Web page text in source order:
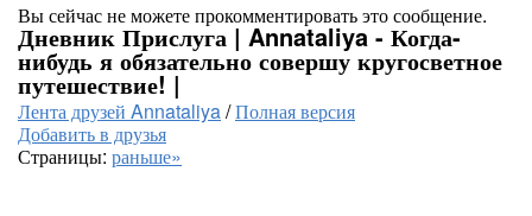
Вы сейчас не можете прокомментировать это сообщение.
Дневник Прислуга | Annataliya - Когда-
нибудь я обязательно совершу кругосветное
путешествие! |
Лента друзей Annataliya/Полная версия
Добавить в друзья
Страницы: раньше»